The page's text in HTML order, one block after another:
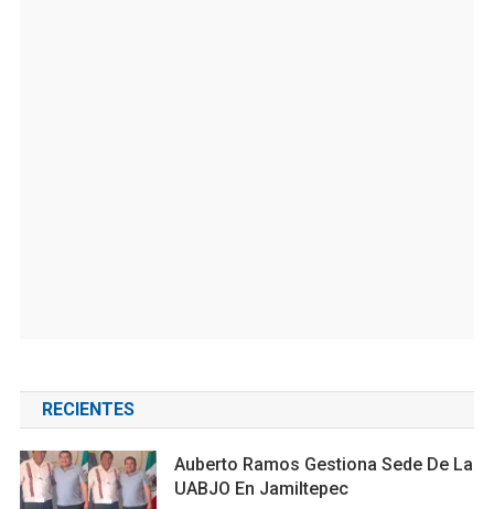
RECIENTES
Auberto Ramos Gestiona Sede De La
UABJO En Jamiltepec